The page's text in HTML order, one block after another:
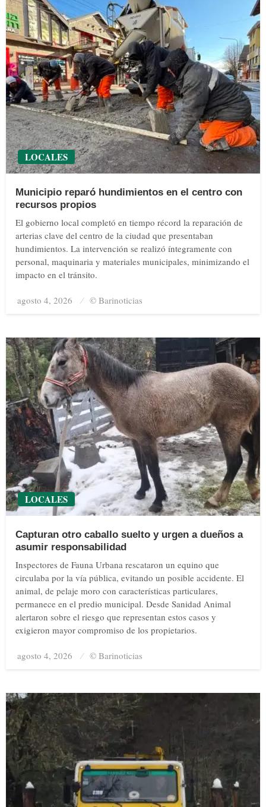
LOCALES
Municipio reparó hundimientos en el centro con
recursos propios
El gobierno local completó en tiempo récord la reparación de
arterias clave del centro de la ciudad que presentaban
hundimientos. La intervención se realizó íntegramente con
personal, maquinaria y materiales municipales, minimizando el
impacto en el tránsito.
Posted
agosto 4, 2026 © Barinoticias
LOCALES
Capturan otro caballo suelto y urgen a dueños a
asumir responsabilidad
Inspectores de Fauna Urbana rescataron un equino que
circulaba por la vía pública, evitando un posible accidente. El
animal, de pelaje moro con características particulares,
permanece en el predio municipal. Desde Sanidad Animal
alertaron sobre el riesgo que representan estos casos y
exigieron mayor compromiso de los propietarios.
Posted
agosto 4, 2026 © Barinoticias